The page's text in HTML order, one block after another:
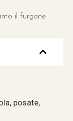
il furgone!
posate,